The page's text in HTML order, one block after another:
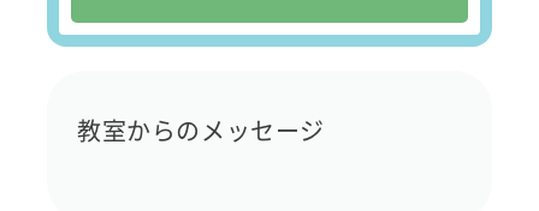
教室からのメッセージ